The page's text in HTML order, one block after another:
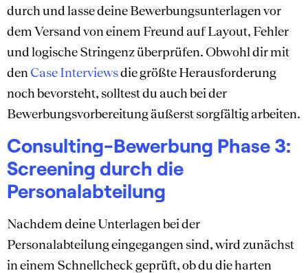
durch und lasse deine Bewerbungsunterlagen vor
dem Versand von einem Freund auf Layout, Fehler
und logische Stringenz überprüfen. Obwohl dir mit
den Case Interviewsdie größte Herausforderung
noch bevorsteht, solltest du auch bei der
Bewerbungsvorbereitung äußerst sorgfältig arbeiten.
Consulting-Bewerbung Phase 3:
Screening durch die
Personalabteilung
Nachdem deine Unterlagen bei der
Personalabteilung eingegangen sind, wird zunächst
in einem Schnellcheck geprüft, ob du die harten